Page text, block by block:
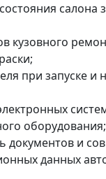
салона
кузовного
при запуске и
оборудования;
документов и
данных